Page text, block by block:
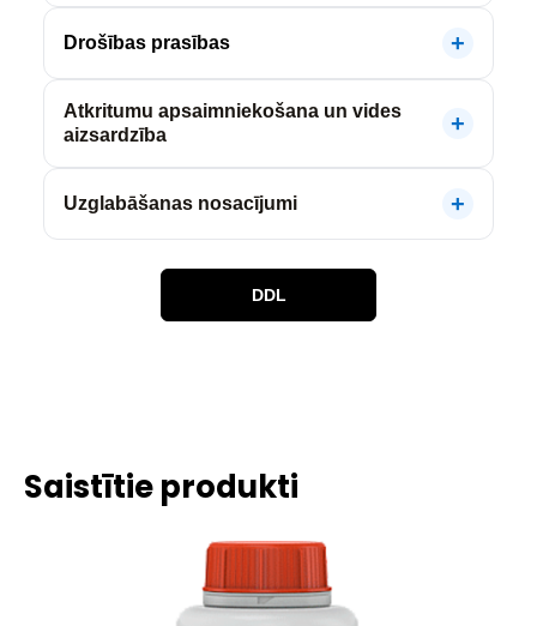
Drošības prasības
Atkritumu apsaimniekošana un vides
aizsardzība
Uzglabāšanas nosacījumi
DDL
Saistītie produkti